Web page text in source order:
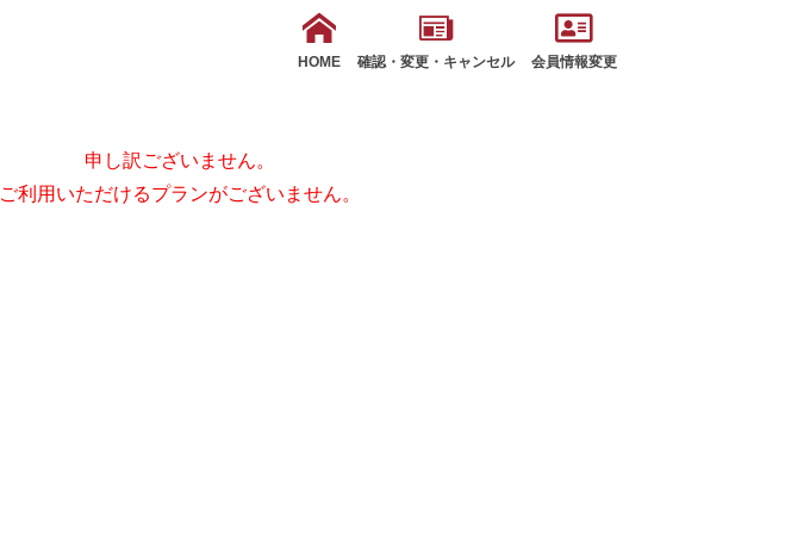
HOME 確認・変更・キャンセル 会員情報変更
申し訳ございません。
ご利用いただけるプランがございません。